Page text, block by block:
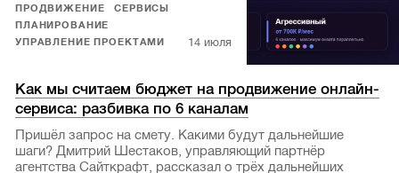
ПРОДВИЖЕНИЕ
СЕРВИСЫ
ПЛАНИРОВАНИЕ
УПРАВЛЕНИЕ ПРОЕКТАМИ
14 июля
Как мы считаем бюджет на продвижение онлайн-
сервиса: разбивка по 6 каналам
Пришёл запрос на смету. Какими будут дальнейшие
шаги? Дмитрий Шестаков, управляющий партнёр
агентства Сайткрафт, рассказал о трёх дальнейших